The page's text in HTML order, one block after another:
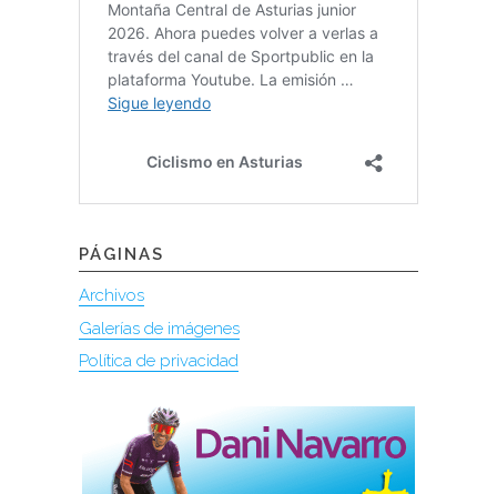
PÁGINAS
Archivos
Galerías de imágenes
Política de privacidad